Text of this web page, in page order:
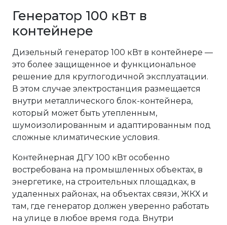
Генератор 100 кВт в
контейнере
Дизельный генератор 100 кВт в контейнере —
это более защищенное и функциональное
решение для круглогодичной эксплуатации.
В этом случае электростанция размещается
внутри металлического блок-контейнера,
который может быть утепленным,
шумоизолированным и адаптированным под
сложные климатические условия.
Контейнерная ДГУ 100 кВт особенно
востребована на промышленных объектах, в
энергетике, на строительных площадках, в
удаленных районах, на объектах связи, ЖКХ и
там, где генератор должен уверенно работать
на улице в любое время года. Внутри